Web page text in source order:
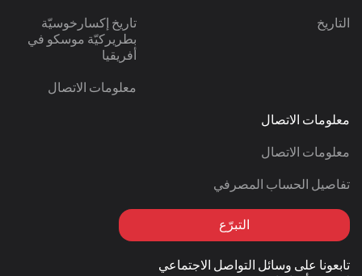
التاريخ
تاريخ إكسارخوسيّة
بطريركيّة موسكو في
أفريقيا
معلومات الاتصال
معلومات الاتصال
معلومات الاتصال
تفاصيل الحساب المصرفي
التبرّع
تابعونا على وسائل التواصل الاجتماعي